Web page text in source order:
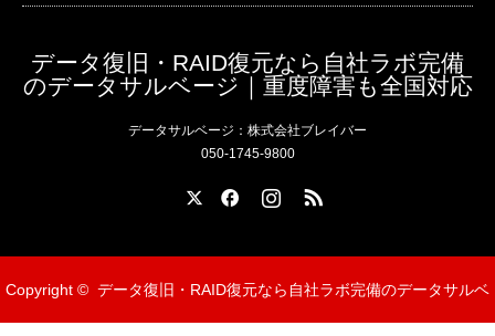
データ復旧・RAID復元なら自社ラボ完備
のデータサルベージ｜重度障害も全国対応
データサルベージ：株式会社ブレイバー
050-1745-9800
Copyright © データ復旧・RAID復元なら自社ラボ完備のデータサルベ